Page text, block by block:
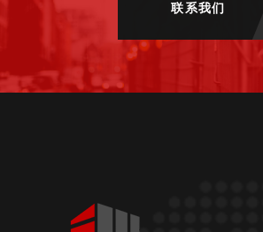
联系我们